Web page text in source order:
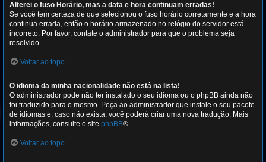
Alterei o fuso Horário, mas a data e hora continuam erradas!
Se você tem certeza de que selecionou o fuso horário corretamente e a hora
continua errada, então o horário armazenado no relógio do servidor está
incorreto. Por favor, contate o administrador para que o problema seja
resolvido.
Voltar ao topo
O idioma da minha nacionalidade não está na lista!
O administrador pode não ter instalado o seu idioma ou o phpBB ainda não
foi traduzido para o mesmo. Peça ao administrador que instale o seu pacote
de idiomas e, caso não exista, você poderá criar uma nova tradução. Mais
informações, consulte o site phpBB®.
Voltar ao topo